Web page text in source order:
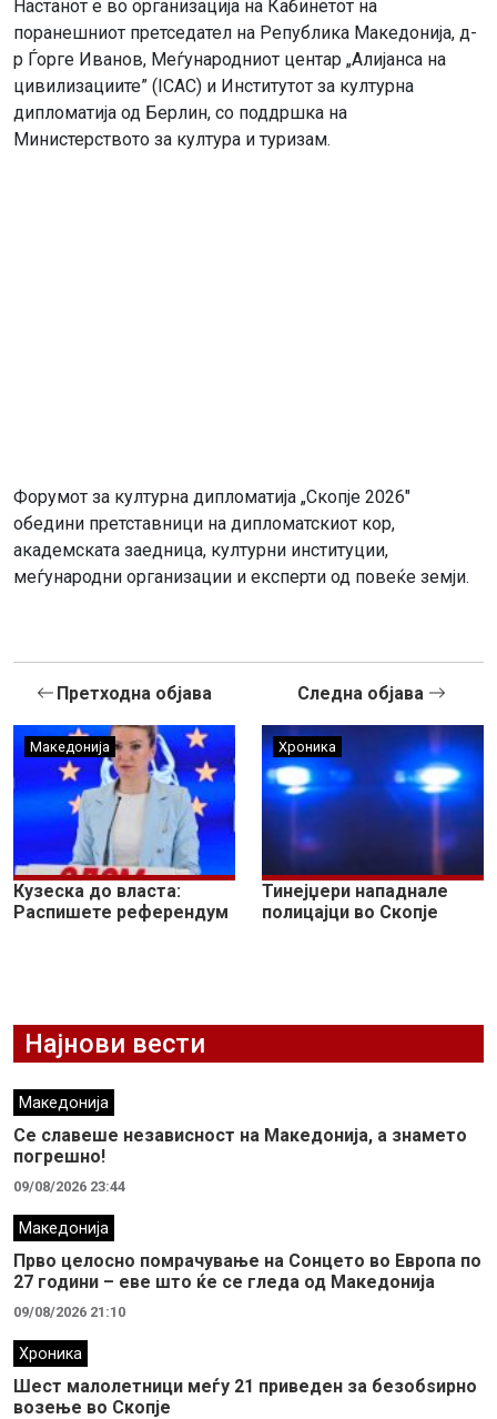
Настанот е во организација на Кабинетот на
поранешниот претседател на Република Македонија, д-
р Ѓорге Иванов, Меѓународниот центар „Алијанса на
цивилизациите” (ICAC) и Институтот за културна
дипломатија од Берлин, со поддршка на
Министерството за култура и туризам.
Форумот за културна дипломатија „Скопје 2026″
обедини претставници на дипломатскиот кор,
академската заедница, културни институции,
меѓународни организации и експерти од повеќе земји.
Претходна објава
Македонија
Кузеска до власта:
Распишете референдум
Следна објава
Хроника
Тинејџери нападнале
полицајци во Скопје
Најнови вести
Македонија
Се славеше независност на Македонија, а знамето
погрешно!
09/08/2026 23:44
Македонија
Прво целосно помрачување на Сонцето во Европа по
27 години – еве што ќе се гледа од Македонија
09/08/2026 21:10
Хроника
Шест малолетници меѓу 21 приведен за безобѕирно
возење во Скопје